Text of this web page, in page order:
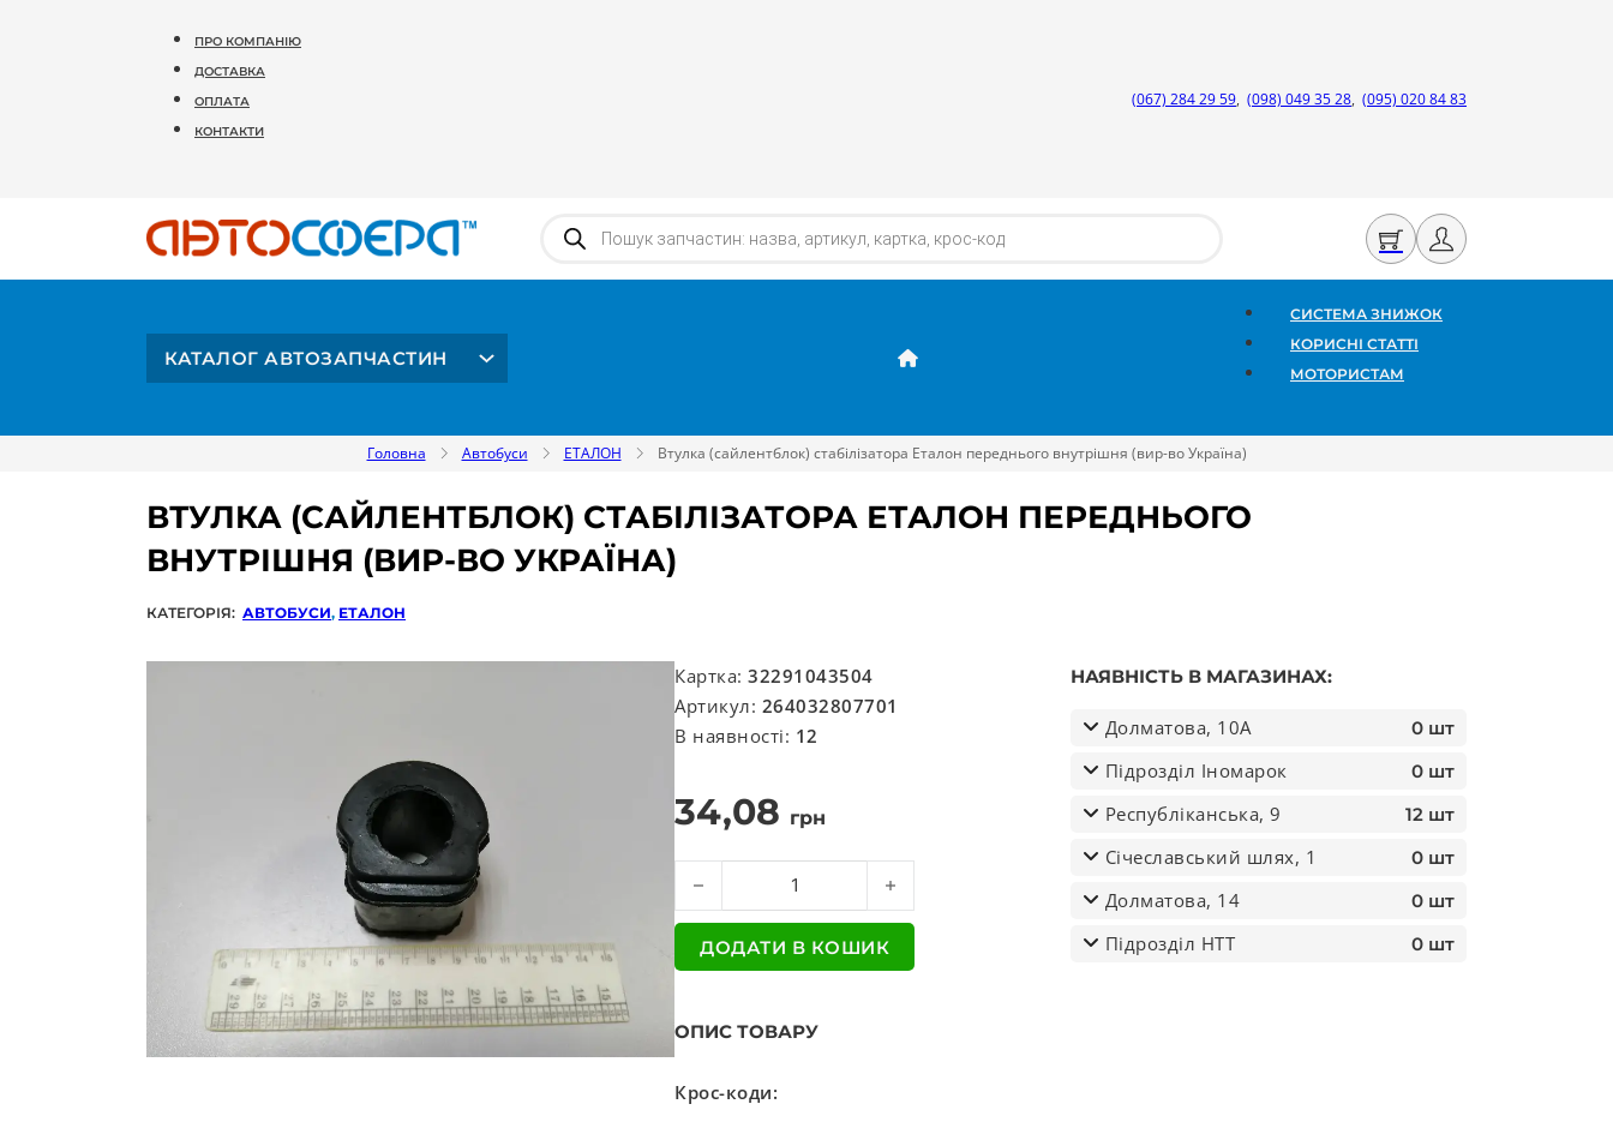
ПРО КОМПАНІЮ
ДОСТАВКА
ОПЛАТА
КОНТАКТИ
(067) 284 29 59, (098) 049 35 28, (095) 020 84 83
Products search
КАТАЛОГ АВТОЗАПЧАСТИН
СИСТЕМА ЗНИЖОК
КОРИСНІ СТАТТІ
МОТОРИСТАМ
Головна Автобуси ЕТАЛОН Втулка (сайлентблок) стабілізатора Еталон переднього внутрішня (вир-во Україна)
ВТУЛКА (САЙЛЕНТБЛОК) СТАБІЛІЗАТОРА ЕТАЛОН ПЕРЕДНЬОГО
ВНУТРІШНЯ (ВИР-ВО УКРАЇНА)
КАТЕГОРІЯ: АВТОБУСИ, ЕТАЛОН
Картка: 32291043504
Артикул: 264032807701
В наявності: 12
34,08 грн
Втулка (сайлентблок) стабілізатора Еталон переднього внутрішня (вир-во Україна) кількість
ДОДАТИ В КОШИК
НАЯВНІСТЬ В МАГАЗИНАХ:
Долматова, 10А 0 шт
Підрозділ Іномарок 0 шт
Республіканська, 9 12 шт
Січеславський шлях, 1 0 шт
Долматова, 14 0 шт
Підрозділ НТТ 0 шт
ОПИС ТОВАРУ
Крос-коди: